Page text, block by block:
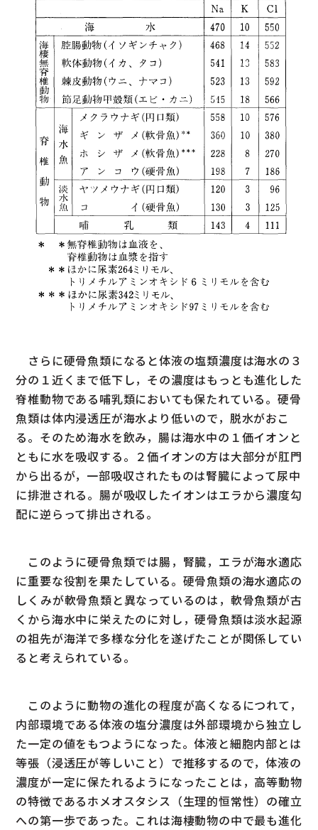
さらに硬骨魚類になると体液の塩類濃度は海水の３
分の１近くまで低下し，その濃度はもっとも進化した
脊椎動物である哺乳類においても保たれている。硬骨
魚類は体内浸透圧が海水より低いので，脱水がおこ
る。そのため海水を飲み，腸は海水中の１価イオンと
ともに水を吸収する。２価イオンの方は大部分が肛門
から出るが，一部吸収されたものは腎臓によって尿中
に排泄される。腸が吸収したイオンはエラから濃度勾
配に逆らって排出される。
このように硬骨魚類では腸，腎臓，エラが海水適応
に重要な役割を果たしている。硬骨魚類の海水適応の
しくみが軟骨魚類と異なっているのは，軟骨魚類が古
くから海水中に栄えたのに対し，硬骨魚類は淡水起源
の祖先が海洋で多様な分化を遂げたことが関係してい
ると考えられている。
このように動物の進化の程度が高くなるにつれて，
内部環境である体液の塩分濃度は外部環境から独立し
た一定の値をもつようになった。体液と細胞内部とは
等張（浸透圧が等しいこと）で推移するので，体液の
濃度が一定に保たれるようになったことは，高等動物
の特徴であるホメオスタシス（生理的恒常性）の確立
への第一歩であった。これは海棲動物の中で最も進化